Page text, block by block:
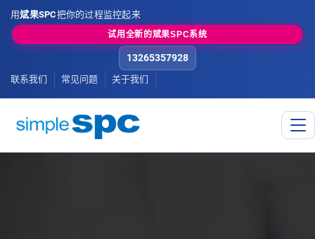
用斌果SPC把你的过程监控起来
试用全新的斌果SPC系统
13265357928
联系我们 常见问题 关于我们